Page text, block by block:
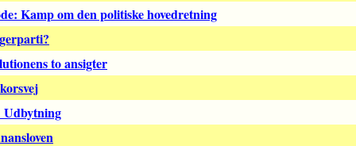
Kamp om den politiske hovedretning
to ansigter
Udbytning